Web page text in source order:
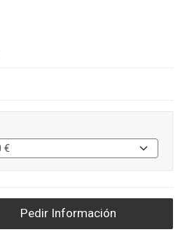
Pedir Información